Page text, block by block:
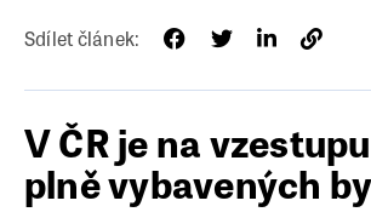
Sdílet článek:
V ČR je na
plně vybavených